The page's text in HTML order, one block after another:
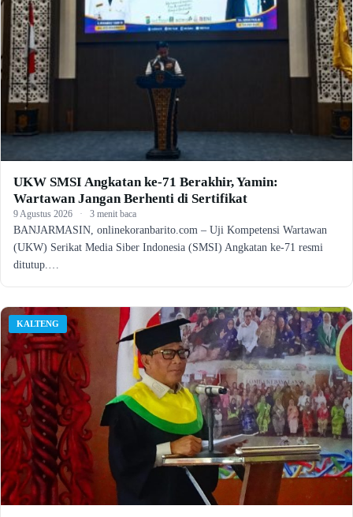
UKW SMSI Angkatan ke-71 Berakhir, Yamin:
Wartawan Jangan Berhenti di Sertifikat
9 Agustus 2026 · 3 menit baca
BANJARMASIN, onlinekoranbarito.com – Uji Kompetensi Wartawan
(UKW) Serikat Media Siber Indonesia (SMSI) Angkatan ke-71 resmi
ditutup.…
KALTENG